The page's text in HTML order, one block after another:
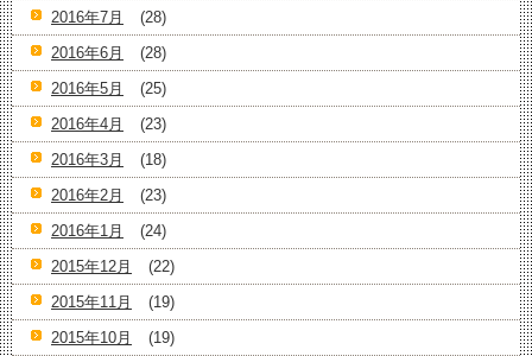
2016年7月
(28)
2016年6月
(28)
2016年5月
(25)
2016年4月
(23)
2016年3月
(18)
2016年2月
(23)
2016年1月
(24)
2015年12月
(22)
2015年11月
(19)
2015年10月
(19)